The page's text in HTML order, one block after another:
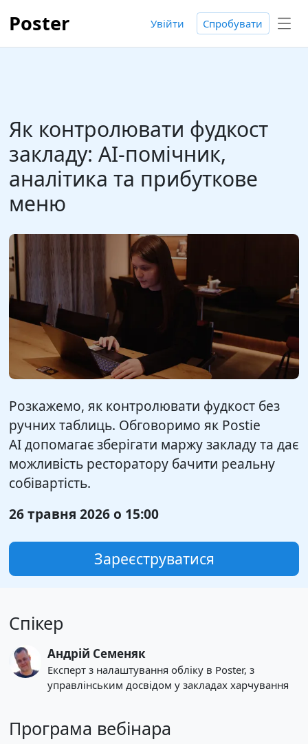
Poster Увійти Спробувати
Як контролювати фудкост
закладу: AI-помічник,
аналітика та прибуткове
меню
Розкажемо, як контролювати фудкост без
ручних таблиць. Обговоримо як Postie
AI допомагає зберігати маржу закладу та дає
можливість ресторатору бачити реальну
собівартість.
26 травня 2026 о 15:00
Зареєструватися
Спікер
Андрій Семеняк
Експерт з налаштування обліку в Poster, з
управлінським досвідом у закладах харчування
Програма вебінара